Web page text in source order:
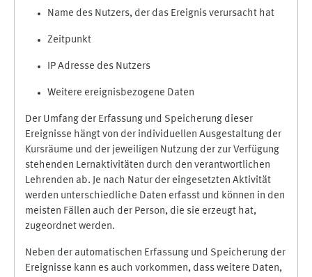
Name des Nutzers, der das Ereignis verursacht hat
Zeitpunkt
IP Adresse des Nutzers
Weitere ereignisbezogene Daten
Der Umfang der Erfassung und Speicherung dieser
Ereignisse hängt von der individuellen Ausgestaltung der
Kursräume und der jeweiligen Nutzung der zur Verfügung
stehenden Lernaktivitäten durch den verantwortlichen
Lehrenden ab. Je nach Natur der eingesetzten Aktivität
werden unterschiedliche Daten erfasst und können in den
meisten Fällen auch der Person, die sie erzeugt hat,
zugeordnet werden.
Neben der automatischen Erfassung und Speicherung der
Ereignisse kann es auch vorkommen, dass weitere Daten,